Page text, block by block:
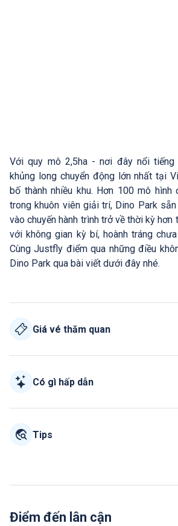
Với quy mô 2,5ha - nơi đây nổi tiếng
khủng long chuyển động lớn nhất tại
bố thành nhiều khu. Hơn 100 mô
trong khuôn viên giải trí, Dino Park
vào chuyến hành trình trở về thời kỳ
với không gian kỳ bí, hoành tráng
Cùng Justfly điểm qua những điều
Dino Park qua bài viết dưới đây nhé.
Giá vé thăm quan
Có gì hấp dẫn
Tips
Điểm đến lân cận